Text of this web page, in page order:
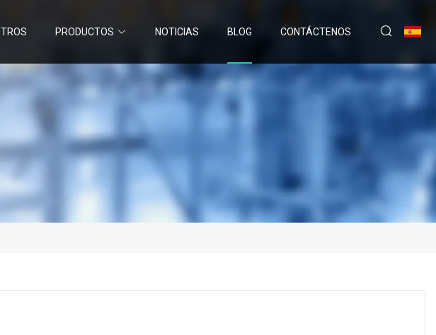
PRODUCTOS NOTICIAS BLOG CONTÁCTENOS